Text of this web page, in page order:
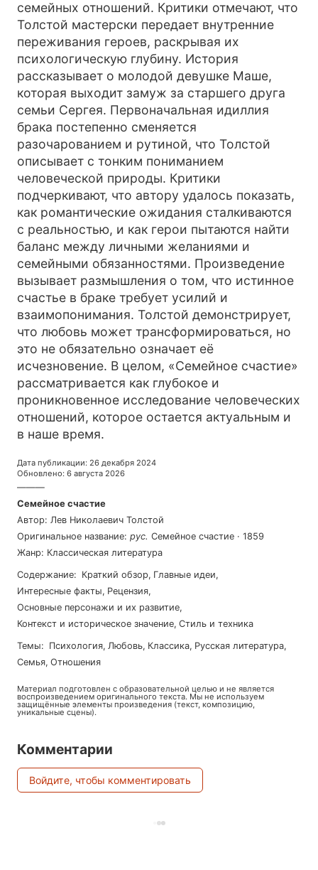
семейных отношений. Критики отмечают, что
Толстой мастерски передает внутренние
переживания героев, раскрывая их
психологическую глубину. История
рассказывает о молодой девушке Маше,
которая выходит замуж за старшего друга
семьи Сергея. Первоначальная идиллия
брака постепенно сменяется
разочарованием и рутиной, что Толстой
описывает с тонким пониманием
человеческой природы. Критики
подчеркивают, что автору удалось показать,
как романтические ожидания сталкиваются
с реальностью, и как герои пытаются найти
баланс между личными желаниями и
семейными обязанностями. Произведение
вызывает размышления о том, что истинное
счастье в браке требует усилий и
взаимопонимания. Толстой демонстрирует,
что любовь может трансформироваться, но
это не обязательно означает её
исчезновение. В целом, «Семейное счастие»
рассматривается как глубокое и
проникновенное исследование человеческих
отношений, которое остается актуальным и
в наше время.
Дата публикации: 26 декабря 2024
Обновлено: 6 августа 2026
———
Семейное счастие
Автор: Лев Николаевич Толстой
Оригинальное название: рус. Семейное счастие · 1859
Жанр: Классическая литература
Содержание: Краткий обзор, Главные идеи,
Интересные факты, Рецензия,
Основные персонажи и их развитие,
Контекст и историческое значение, Стиль и техника
Темы: психология, любовь, классика, русская литература,
семья, отношения
Материал подготовлен с образовательной целью и не является
воспроизведением оригинального текста. Мы не используем
защищённые элементы произведения (текст, композицию,
уникальные сцены).
Комментарии
Войдите, чтобы комментировать